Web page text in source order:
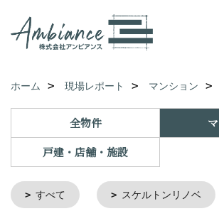
ホーム 現場レポート マンション
全物件
戸建・店舗・施設
すべて スケルトンリノベ